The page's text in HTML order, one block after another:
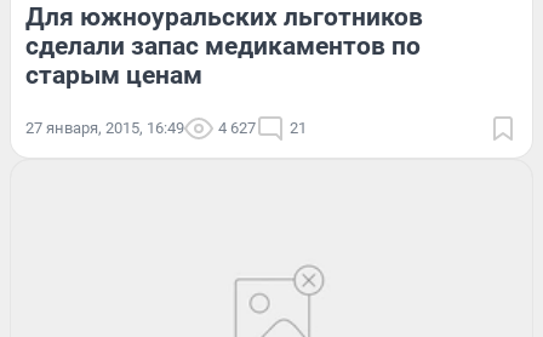
Для южноуральских льготников
сделали запас медикаментов по
старым ценам
27 января, 2015, 16:49 4 627 21